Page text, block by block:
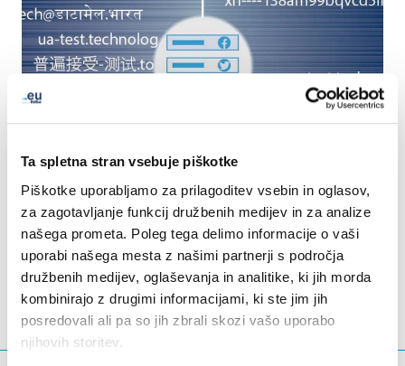
Ta spletna stran vsebuje piškotke
Piškotke uporabljamo za prilagoditev vsebin in oglasov,
za zagotavljanje funkcij družbenih medijev in za analize
našega prometa. Poleg tega delimo informacije o vaši
uporabi našega mesta z našimi partnerji s področja
družbenih medijev, oglaševanja in analitike, ki jih morda
kombinirajo z drugimi informacijami, ki ste jim jih
posredovali ali pa so jih zbrali skozi vašo uporabo
njihovih storitev.
deli prek LinkedInTwitter